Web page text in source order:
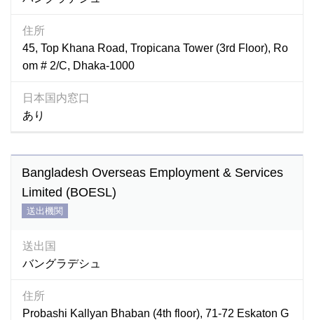
住所
45, Top Khana Road, Tropicana Tower (3rd Floor), Ro
om # 2/C, Dhaka-1000
日本国内窓口
あり
Bangladesh Overseas Employment & Services
Limited (BOESL)
送出機関
送出国
バングラデシュ
住所
Probashi Kallyan Bhaban (4th floor), 71-72 Eskaton G